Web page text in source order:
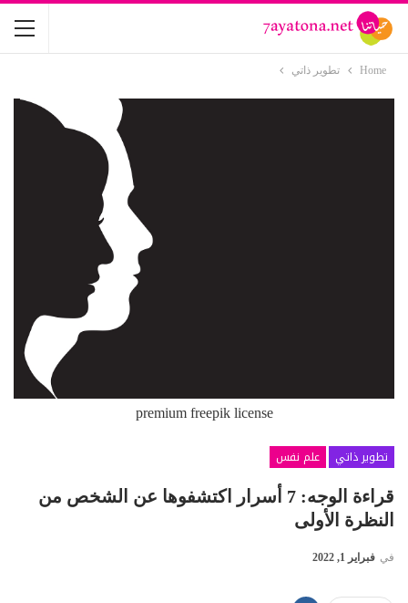
Home تطوير ذاتي
premium freepik license
تطوير ذاتي
علم نفس
قراءة الوجه: 7 أسرار اكتشفوها عن الشخص من
النظرة الأولى
في فبراير 1, 2022